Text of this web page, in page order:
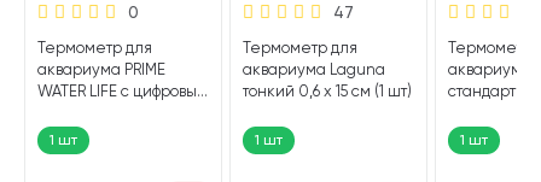
0
Термометр для
аквариума PRIME
WATER LIFE с цифровым
1 шт
47
Термометр для
аквариума Laguna
тонкий 0,6 х 15 см (1 шт)
1 шт
Термометр
аквариума
1 шт